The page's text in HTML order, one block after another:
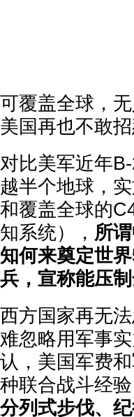
可覆盖全球，
美国再也不敢招
对比美军近年
越半个地球，
和覆盖全球的
知系统）， 所
知何来奠定世
兵，宣称能压
西方国家再无
难忽略用军事
认，美国军费
种联合战斗经
分列式步伐、